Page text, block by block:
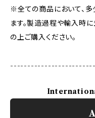
※全ての商品において、
ます。製造過程や輸入時
の上ご購入ください。